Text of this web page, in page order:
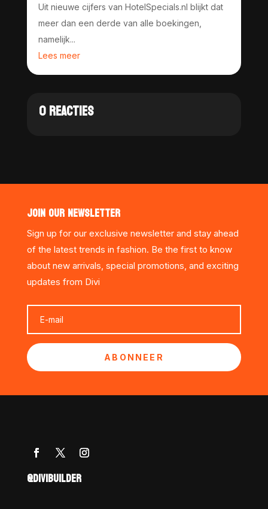
Uit nieuwe cijfers van HotelSpecials.nl blijkt dat
meer dan een derde van alle boekingen,
namelijk...
Lees meer
0 REACTIES
JOIN OUR NEWSLETTER
Sign up for our exclusive newsletter and stay ahead
of the latest trends in fashion. Be the first to know
about new arrivals, special promotions, and exciting
updates from Divi
ABONNEER
@DIVIBUILDER